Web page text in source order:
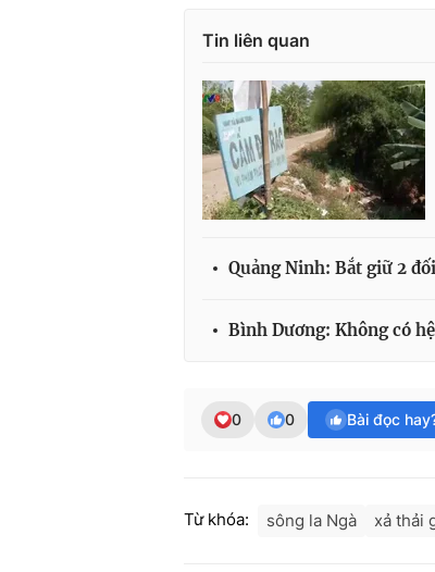
Tin liên quan
Quảng Ninh: Bắt giữ 2
Bình Dương: Không có
0 0 Bài đọc
Từ khóa: sông la Ngà xả thải